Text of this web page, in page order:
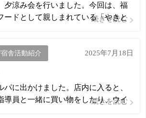
夕涼み会を行いました。今回は、福
ードとして親しまれている「やきと
」と笑顔で味わっていました。 そし
ィナーレを飾ったのは […]
続きを読む
舎活動紹介 2025年7月18日
パに出かけました。店内に入ると、
導員と一緒に買い物をしたり、ウイ
続きを読む